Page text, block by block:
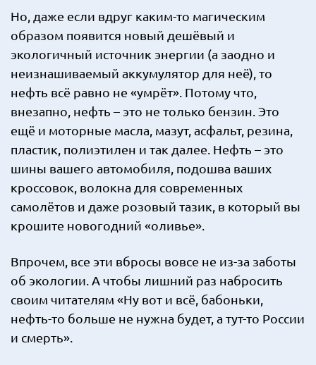
Но, даже если вдруг каким-то магическим
образом появится новый дешёвый и
экологичный источник энергии (а заодно и
неизнашиваемый аккумулятор для неё), то
нефть всё равно не «умрёт». Потому что,
внезапно, нефть – это не только бензин. Это
ещё и моторные масла, мазут, асфальт, резина,
пластик, полиэтилен и так далее. Нефть – это
шины вашего автомобиля, подошва ваших
кроссовок, волокна для современных
самолётов и даже розовый тазик, в который вы
крошите новогодний «оливье».
Впрочем, все эти вбросы вовсе не из-за заботы
об экологии. А чтобы лишний раз набросить
своим читателям «Ну вот и всё, бабоньки,
нефть-то больше не нужна будет, а тут-то России
и смерть».